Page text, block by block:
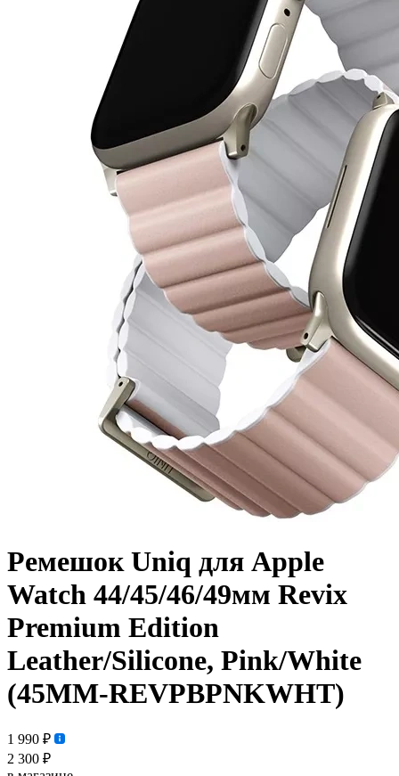
Ремешок Uniq для Apple
Watch 44/45/46/49мм Revix
Premium Edition
Leather/Silicone, Pink/White
(45MM-REVPBPNKWHT)
1 990 ₽
2 300 ₽